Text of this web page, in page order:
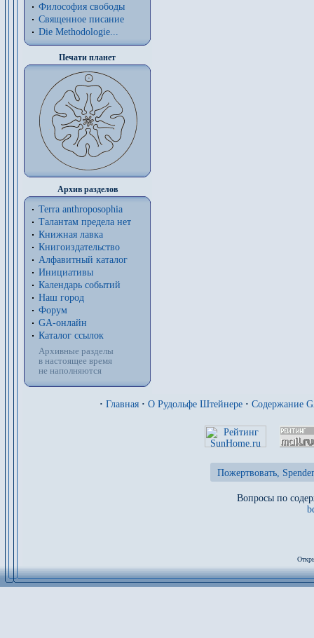
Философия cвободы
Священное писание
Die Methodologie...
Печати планет
Архив разделов
Terra anthroposophia
Талантам предела нет
Книжная лавка
Книгоиздательство
Алфавитный каталог
Инициативы
Календарь событий
Наш город
Форум
GA-онлайн
Каталог ссылок
Архивные разделы
в настоящее время
не наполняются
· Главная · О Рудольфе Штейнере · Содержание
Пожертвовать,
Вопросы по